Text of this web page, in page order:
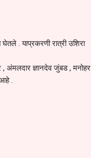
. याप्रकरणी रात्री उशिरा
, अंमलदार ज्ञानदेव जुंबड , मनोहर
.